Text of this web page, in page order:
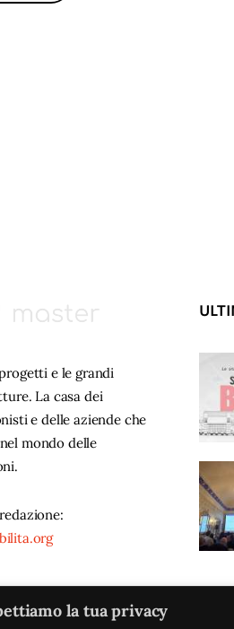
la tua privacy
e le grandi
La casa dei
e delle aziende che
mondo delle